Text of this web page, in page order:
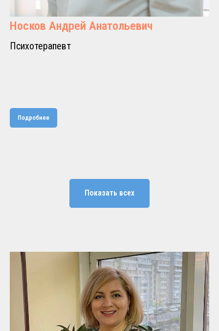
Носков Андрей Анатольевич
Психотерапевт
Подробнее
Показать всех